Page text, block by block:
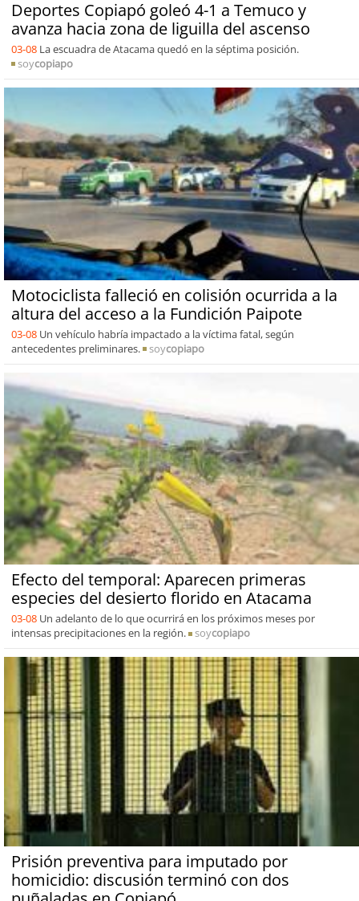
Deportes Copiapó goleó 4-1 a Temuco y
avanza hacia zona de liguilla del ascenso
03-08 La escuadra de Atacama quedó en la séptima posición.
soycopiapo
Motociclista falleció en colisión ocurrida a la
altura del acceso a la Fundición Paipote
03-08 Un vehículo habría impactado a la víctima fatal, según
antecedentes preliminares.
soycopiapo
Efecto del temporal: Aparecen primeras
especies del desierto florido en Atacama
03-08 Un adelanto de lo que ocurrirá en los próximos meses por
intensas precipitaciones en la región.
soycopiapo
Prisión preventiva para imputado por
homicidio: discusión terminó con dos